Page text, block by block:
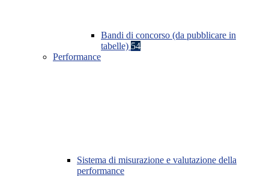
Bandi di concorso (da pubblicare in
tabelle) 54
Performance
Sistema di misurazione e valutazione della
performance